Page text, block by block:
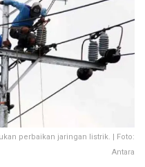
perbaikan jaringan listrik. | Foto:
Antara